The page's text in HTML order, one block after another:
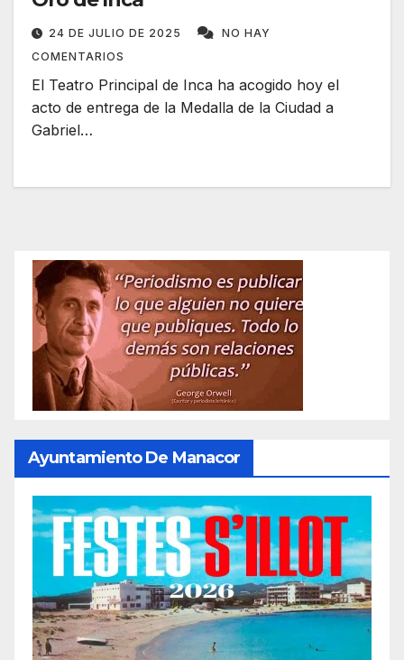
24 DE JULIO DE 2025
NO HAY
COMENTARIOS
El Teatro Principal de Inca ha acogido hoy el
acto de entrega de la Medalla de la Ciudad a
Gabriel…
Ayuntamiento De Manacor